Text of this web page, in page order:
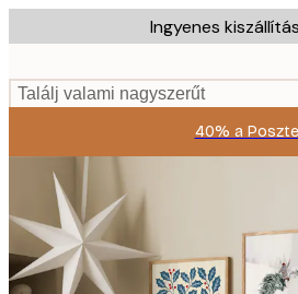
to
content.
Ingyenes
Találj valami nagyszerűt
40% a